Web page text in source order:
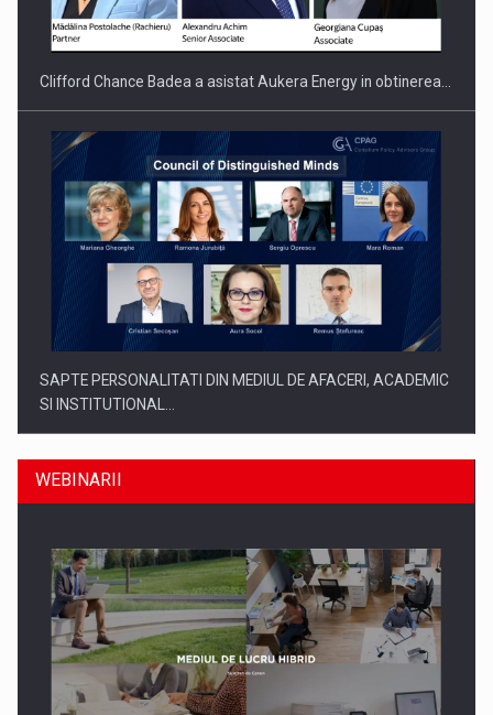
Clifford Chance Badea a asistat Aukera Energy in obtinerea…
SAPTE PERSONALITATI DIN MEDIUL DE AFACERI, ACADEMIC
SI INSTITUTIONAL…
SYCLEF isi consolideaza prezenta in Romania printr-o a
WEBINARII